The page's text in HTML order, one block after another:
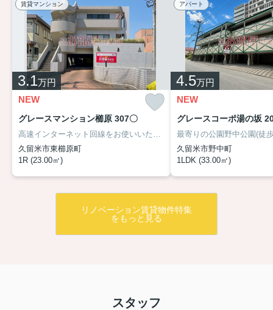
賃貸マンション
3.1万円
NEW
グレースマンション櫛原 307〇
高速インターネット回線をお使いいただけるので在宅ワークでパソコンを使う場合も困りません。リーズナブルな価格で敷金不要という魅力的な物件です。こちらの物件は2駅が近くにあり便利です。大量の洗濯物もバルコニーで解決。住まい探しの際には、実際に住んでみた時のことを想像しながら進めていくことが大事です。より良い住まいをご提供致します。
久留米市東櫛原町
1R (23.00㎡)
アパート
4.5万円
NEW
グレースコーポ湯の坂
久留米市野中町
1LDK (33.00㎡)
リノベーション賃貸物件特集
をもっと見る
スタッフ